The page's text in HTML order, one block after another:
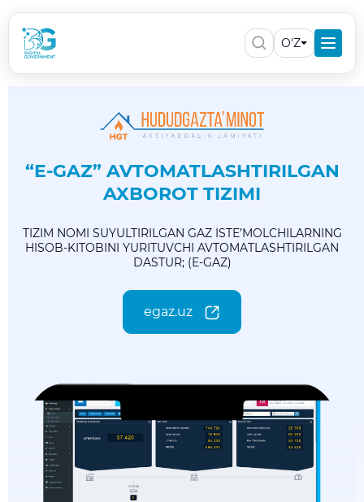
O'Z
“E-GAZ” AVTOMATLASHTIRILGAN
AXBOROT TIZIMI
TIZIM NOMI SUYULTIRILGAN GAZ ISTE’MOLCHILARNING
HISOB-KITOBINI YURITUVCHI AVTOMATLASHTIRILGAN
DASTUR; (E-GAZ)
egaz.uz